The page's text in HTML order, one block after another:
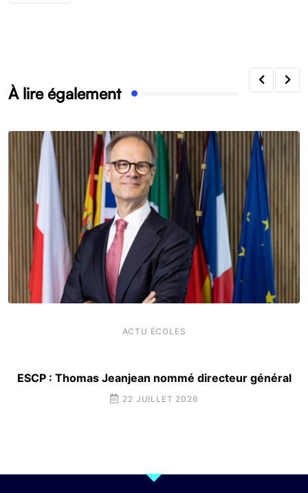
À lire également
ACTU ÉCOLES
ESCP : Thomas Jeanjean nommé directeur général
22 JUILLET 2026